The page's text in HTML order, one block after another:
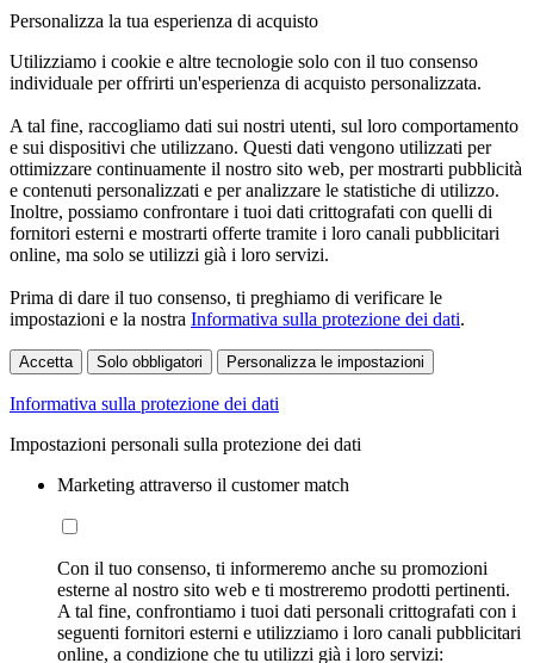
Personalizza la tua esperienza di acquisto
Utilizziamo i cookie e altre tecnologie solo con il tuo consenso
individuale per offrirti un'esperienza di acquisto personalizzata.
A tal fine, raccogliamo dati sui nostri utenti, sul loro comportamento
e sui dispositivi che utilizzano. Questi dati vengono utilizzati per
ottimizzare continuamente il nostro sito web, per mostrarti pubblicità
e contenuti personalizzati e per analizzare le statistiche di utilizzo.
Inoltre, possiamo confrontare i tuoi dati crittografati con quelli di
fornitori esterni e mostrarti offerte tramite i loro canali pubblicitari
online, ma solo se utilizzi già i loro servizi.
Prima di dare il tuo consenso, ti preghiamo di verificare le
impostazioni e la nostra Informativa sulla protezione dei dati.
Accetta Solo obbligatori Personalizza le impostazioni
Informativa sulla protezione dei dati
Impostazioni personali sulla protezione dei dati
Marketing attraverso il customer match
Con il tuo consenso, ti informeremo anche su promozioni
esterne al nostro sito web e ti mostreremo prodotti pertinenti.
A tal fine, confrontiamo i tuoi dati personali crittografati con i
seguenti fornitori esterni e utilizziamo i loro canali pubblicitari
online, a condizione che tu utilizzi già i loro servizi: